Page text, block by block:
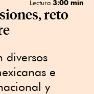
Lectura 3:00 min
reto
diversos
e
y